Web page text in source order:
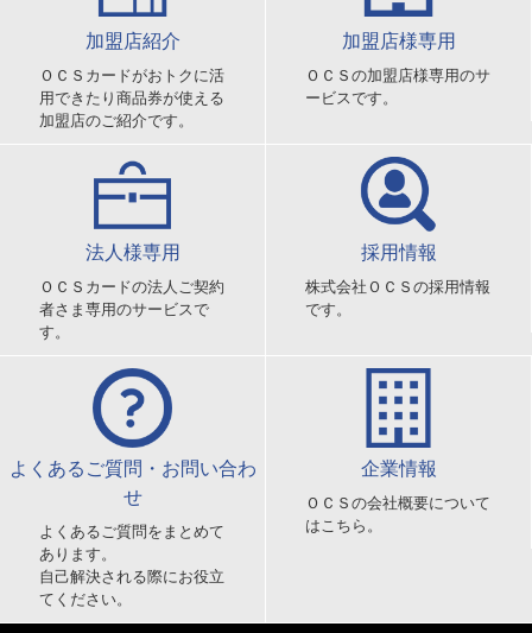
加盟店紹介
ＯＣＳカードがおトクに活
用できたり商品券が使える
加盟店のご紹介です。
加盟店様専用
ＯＣＳの加盟店様専用のサ
ービスです。
法人様専用
ＯＣＳカードの法人ご契約
者さま専用のサービスで
す。
採用情報
株式会社ＯＣＳの採用情報
です。
よくあるご質問・お問い合わ
せ
よくあるご質問をまとめて
あります。
自己解決される際にお役立
てください。
企業情報
ＯＣＳの会社概要について
はこちら。